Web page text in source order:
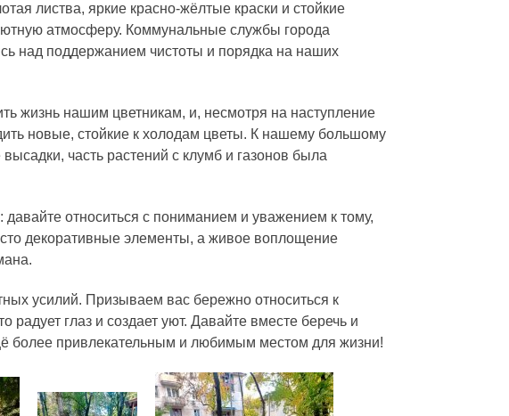
листва, яркие красно-жёлтые краски и стойкие
атмосферу. Коммунальные службы города
над поддержанием чистоты и порядка на наших
жизнь нашим цветникам, и, несмотря на наступление
новые, стойкие к холодам цветы. К нашему большому
часть растений с клумб и газонов была
относиться с пониманием и уважением к тому,
декоративные элементы, а живое воплощение
усилий. Призываем вас бережно относиться к
глаз и создает уют. Давайте вместе беречь и
более привлекательным и любимым местом для жизни!